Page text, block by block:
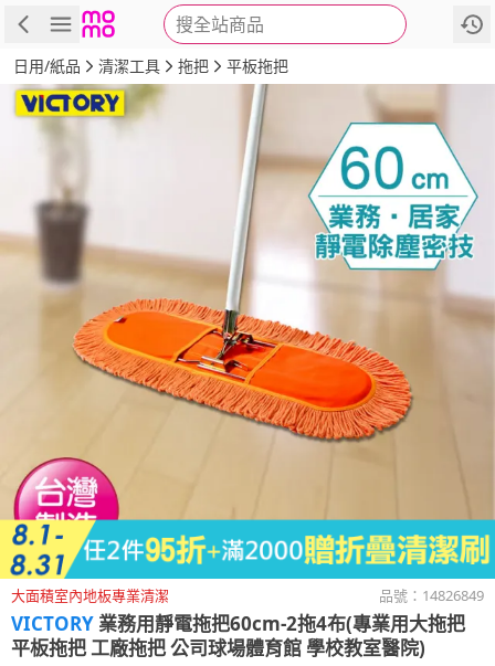
搜全站商品
商品 評價 詳情
日用/紙品 清潔工具 拖把 平板拖把
大面積室內地板專業清潔 品號： 14826849
VICTORY 業務用靜電拖把60cm-2拖4布(專業用大拖把
平板拖把 工廠拖把 公司球場體育館 學校教室醫院)